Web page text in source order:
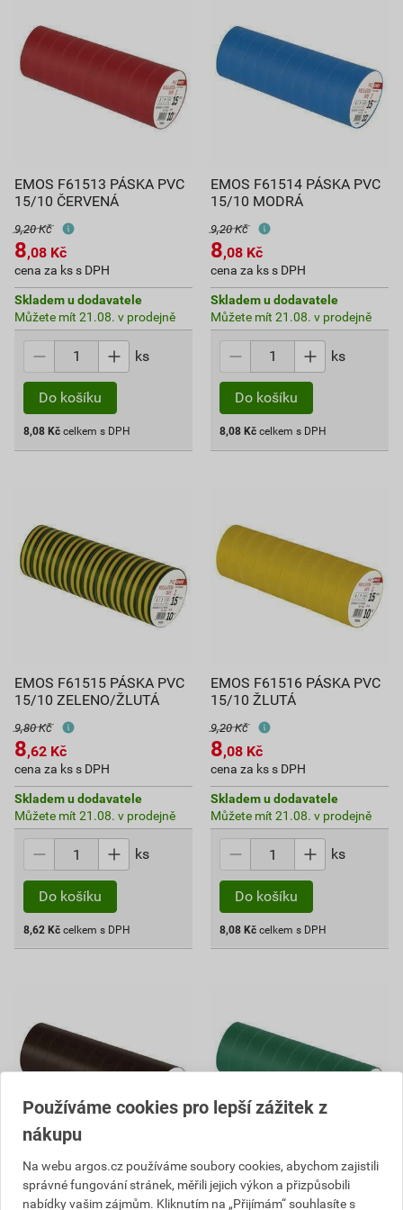
EMOS F61513 PÁSKA PVC
15/10 ČERVENÁ
9,20 Kč
8,08 Kč
cena za ks s DPH
Skladem u dodavatele
Můžete mít 21.08. v prodejně
ks
Do košíku
8,08 Kč celkem s DPH
EMOS F61514 PÁSKA PVC
15/10 MODRÁ
9,20 Kč
8,08 Kč
cena za ks s DPH
Skladem u dodavatele
Můžete mít 21.08. v prodejně
ks
Do košíku
8,08 Kč celkem s DPH
EMOS F61515 PÁSKA PVC
15/10 ZELENO/ŽLUTÁ
9,80 Kč
8,62 Kč
cena za ks s DPH
Skladem u dodavatele
Můžete mít 21.08. v prodejně
ks
Do košíku
8,62 Kč celkem s DPH
EMOS F61516 PÁSKA PVC
15/10 ŽLUTÁ
9,20 Kč
8,08 Kč
cena za ks s DPH
Skladem u dodavatele
Můžete mít 21.08. v prodejně
ks
Do košíku
8,08 Kč celkem s DPH
EMOS F61517 PÁSKA PVC
15/10 HNĚDÁ
EMOS F61519 PÁSKA PVC
15/10 ZELENÁ
Používáme cookies pro lepší zážitek z
nákupu
Na webu argos.cz používáme soubory cookies, abychom zajistili
správné fungování stránek, měřili jejich výkon a přizpůsobili
nabídky vašim zájmům. Kliknutím na „Přijímám“ souhlasíte s